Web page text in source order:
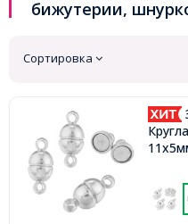
бижутерии,
Сортировка
Застежка Магнитная, Латунь,